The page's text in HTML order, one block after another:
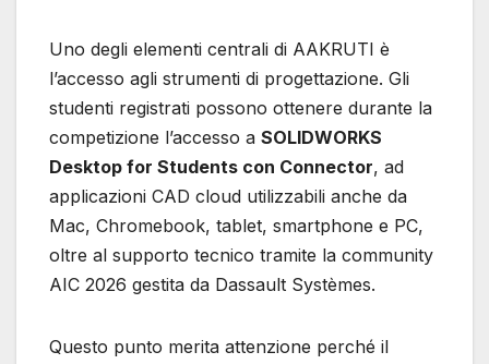
Uno degli elementi centrali di AAKRUTI è
l’accesso agli strumenti di progettazione. Gli
studenti registrati possono ottenere durante la
competizione l’accesso a SOLIDWORKS
Desktop for Students con Connector, ad
applicazioni CAD cloud utilizzabili anche da
Mac, Chromebook, tablet, smartphone e PC,
oltre al supporto tecnico tramite la community
AIC 2026 gestita da Dassault Systèmes.
Questo punto merita attenzione perché il